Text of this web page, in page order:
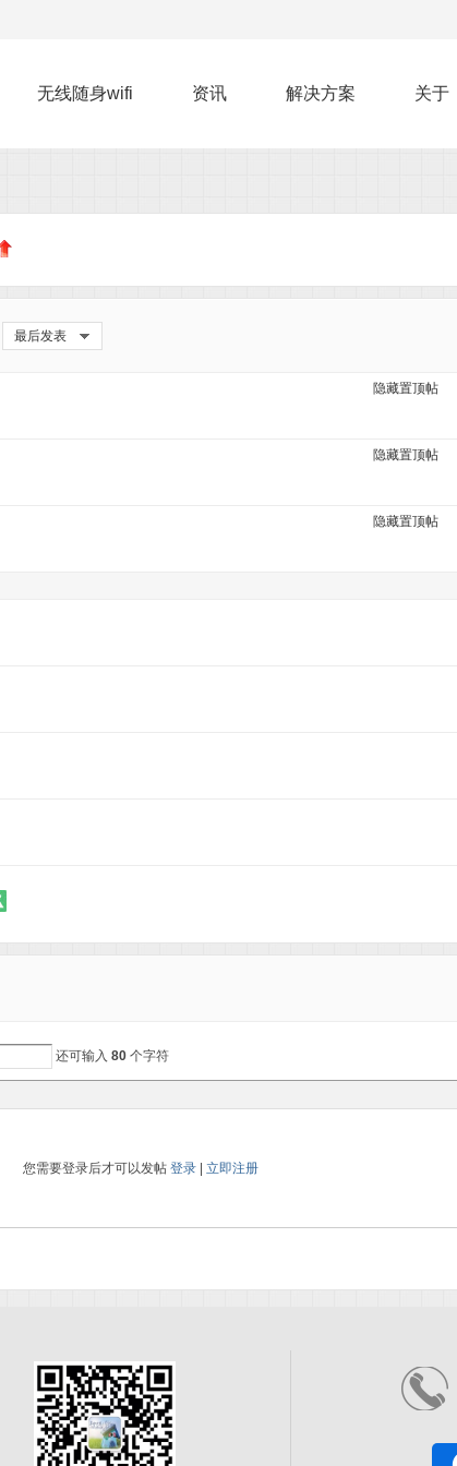
无线随身wifi 资讯 解决方案 关于
最后发表
隐藏置顶帖
隐藏置顶帖
隐藏置顶帖
还可输入 80 个字符
您需要登录后才可以发帖 登录| 立即注册